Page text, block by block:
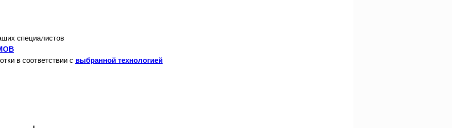
специалистов
в соответствии с выбранной технологией